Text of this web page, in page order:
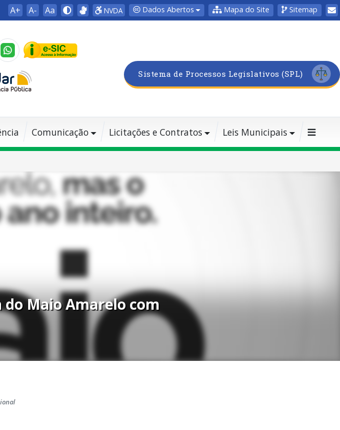
A+ A- Aa NVDA Dados Abertos Mapa do Site Sitemap
Sistema de Processos Legislativos (SPL)
Comunicação Licitações e Contratos Leis Municipais
Maio Amarelo com